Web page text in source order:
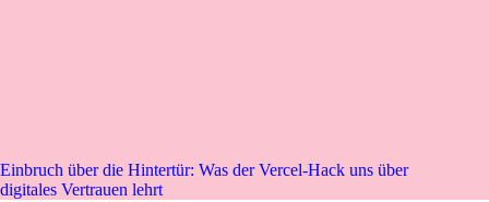
Einbruch über die Hintertür: Was der Vercel-Hack uns über
digitales Vertrauen lehrt